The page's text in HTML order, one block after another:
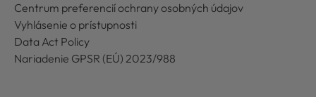
Centrum preferencií ochrany osobných údajov
Vyhlásenie o prístupnosti
Data Act Policy
Nariadenie GPSR (EÚ) 2023/988